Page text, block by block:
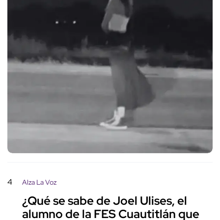
4 Alza La Voz
¿Qué se sabe de Joel Ulises, el
alumno de la FES Cuautitlán que